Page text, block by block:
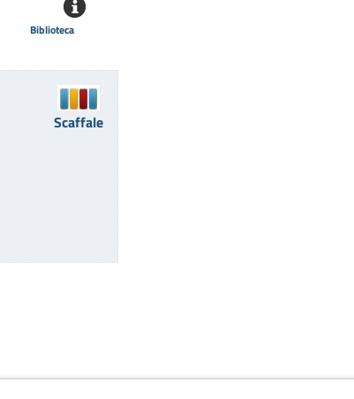
Biblioteca
Scaffale